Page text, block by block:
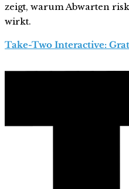
zeigt, warum Abwarten
wirkt.
Take-Two Interactive: